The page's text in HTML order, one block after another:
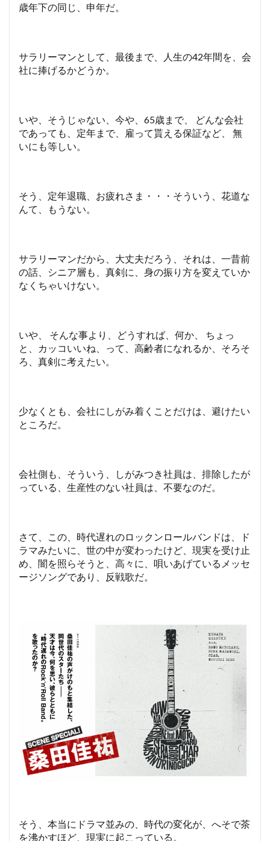
歳年下の同じ、申年だ。
サラリーマンとして、最後まで、人生の42年間を、会
社に捧げるかどうか。
いや、そうじゃない、今や、65歳まで、 どんな会社
であっても、定年まで、雇って貰える保証など、 無
いにも等しい。
そう、定年退職、お疲れさま・・・そういう、花道な
んて、もうない。
サラリーマンだから、大丈夫だろう、それは、一昔前
の話、シニア層も、真剣に、身の振り方を変えていか
なくちゃいけない。
いや、 そんな事より、どうすれば、何か、 ちょっ
と、カッコいいね、って、高齢者になれるか、そろそ
ろ、真剣に考えたい。
少なくとも、会社にしがみ着くことだけは、避けたい
ところだ。
会社側も、そういう、しがみつき社員は、排除したが
っている、生産性のない社員は、不要なのだ。
さて、この、時代遅れのロックンロールバンドは、ド
ラマみたいに、世の中が変わったけど、現実を受け止
め、闇を照らそうと、高々に、唄いあげているメッセ
ージソングであり、反戦歌だ。
そう、本当にドラマ並みの、時代の変化が、へそで茶
を沸かすほど、現実に起こっている。